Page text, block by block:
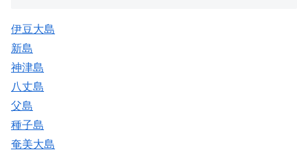
伊豆大島
新島
神津島
八丈島
父島
種子島
奄美大島